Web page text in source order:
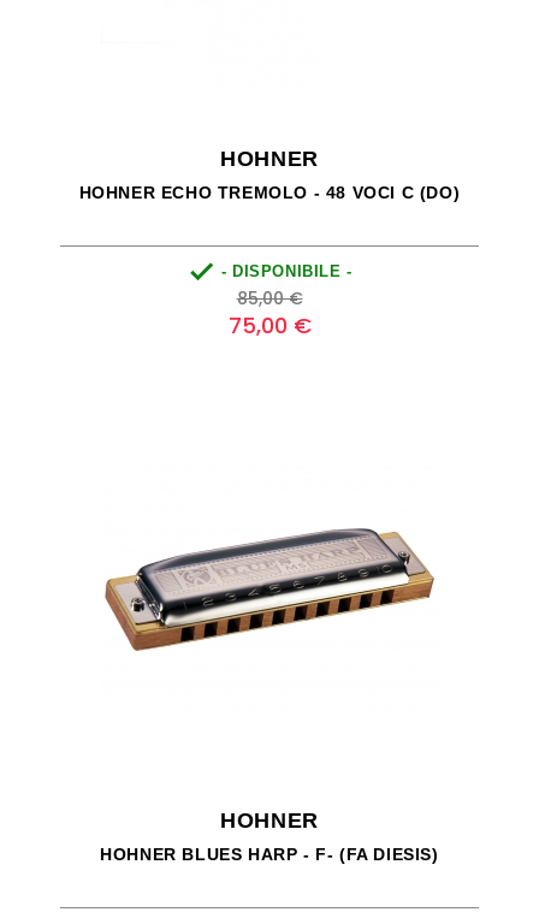
HOHNER
HOHNER ECHO TREMOLO - 48 VOCI C (DO)
 - DISPONIBILE -
Prezzo
base
85,00 €Prezzo
75,00 €
HOHNER
HOHNER BLUES HARP - F- (FA DIESIS)